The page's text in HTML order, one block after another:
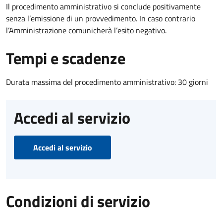
Il procedimento amministrativo si conclude positivamente
senza l’emissione di un provvedimento. In caso contrario
l’Amministrazione comunicherà l’esito negativo.
Tempi e scadenze
Durata massima del procedimento amministrativo: 30 giorni
Accedi al servizio
Accedi al servizio
Condizioni di servizio